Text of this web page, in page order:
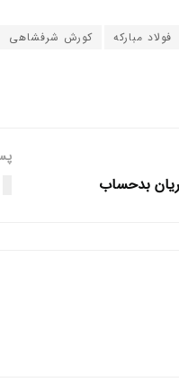
فولاد مبارکه کورش شرفشاهی
بدحساب